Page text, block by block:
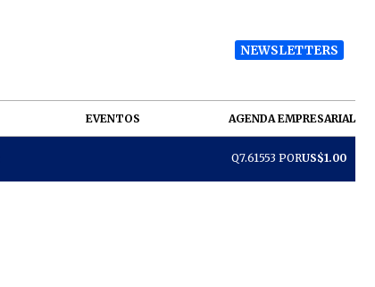
NEWSLETTERS
EVENTOS AGENDA EMPRESARIAL
Q7.61553 PORUS$1.00